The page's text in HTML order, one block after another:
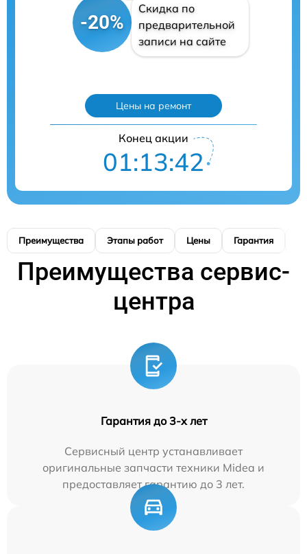
-20%
Скидка по
предварительной
записи на сайте
Цены на ремонт
Конец акции
01:13:41
Преимущества Этапы работ Цены Гарантия
Преимущества сервис-
центра
Гарантия до 3-х лет
Сервисный центр устанавливает
оригинальные запчасти техники Midea и
предоставляет гарантию до 3 лет.